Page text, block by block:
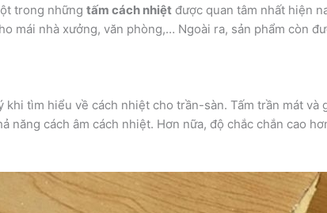
trong những tấm cách nhiệt được quan tâm nhất hiện
mái nhà xưởng, văn phòng,… Ngoài ra, sản phẩm còn
khi tìm hiểu về cách nhiệt cho trần-sàn. Tấm trần mát
năng cách âm cách nhiệt. Hơn nữa, độ chắc chắn cao